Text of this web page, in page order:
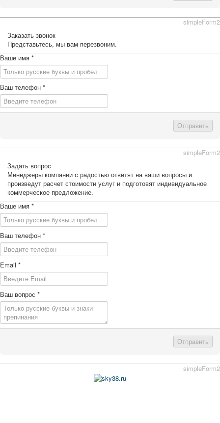
simpleForm2
Заказать звонок
Представьтесь, мы вам перезвоним.
Ваше имя *
Ваш телефон *
Отправить
simpleForm2
Задать вопрос
Менеджеры компании с радостью ответят на ваши вопросы и
произведут расчет стоимости услуг и подготовят индивидуальное
коммерческое предложение.
Ваше имя *
Ваш телефон *
Email *
Ваш вопрос *
Отправить
simpleForm2